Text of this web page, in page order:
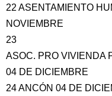
22 ASENTAMIENTO
NOVIEMBRE
23
ASOC. PRO VIVIENDA
04 DE DICIEMBRE
24 ANCÓN 04 DE